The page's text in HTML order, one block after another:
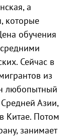
а
которые
обучения
Сейчас в
из
любопытный
Азии,
Китае. Потом
занимает